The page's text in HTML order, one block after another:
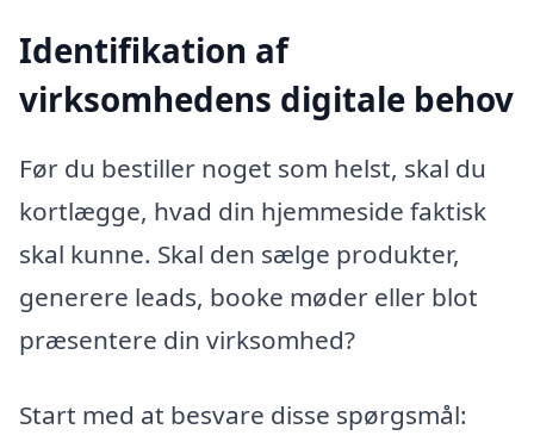
Identifikation af
virksomhedens digitale behov
Før du bestiller noget som helst, skal du
kortlægge, hvad din hjemmeside faktisk
skal kunne. Skal den sælge produkter,
generere leads, booke møder eller blot
præsentere din virksomhed?
Start med at besvare disse spørgsmål: